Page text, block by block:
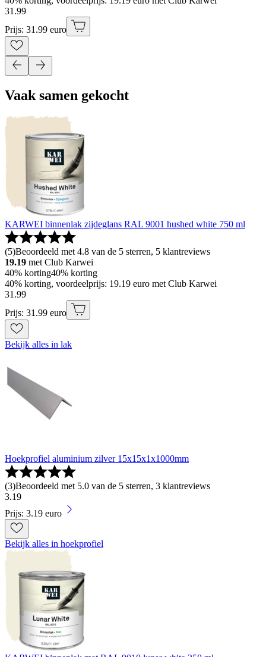
31 .99
Prijs: 31.99 euro
Vaak samen gekocht
KARWEI binnenlak zijdeglans RAL 9001 hushed white 750 ml
(5)Beoordeeld met 4.8 van de 5 sterren, 5 klantreviews
19.19 met Club Karwei
40% korting40% korting
40% korting, voordeelprijs: 19.19 euro met Club Karwei
31 .99
Prijs: 31.99 euro
Bekijk alles in lak
Hoekprofiel aluminium zilver 15x15x1x1000mm
(3)Beoordeeld met 5.0 van de 5 sterren, 3 klantreviews
3.19
Prijs: 3.19 euro
Bekijk alles in hoekprofiel